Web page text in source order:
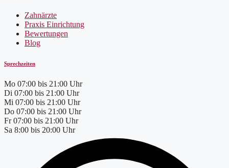
Zahnärzte
Praxis Einrichtung
Bewertungen
Blog
Sprechzeiten
Mo 07:00 bis 21:00 Uhr
Di 07:00 bis 21:00 Uhr
Mi 07:00 bis 21:00 Uhr
Do 07:00 bis 21:00 Uhr
Fr 07:00 bis 21:00 Uhr
Sa 8:00 bis 20:00 Uhr